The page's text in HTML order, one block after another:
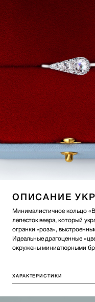
ОПИСАНИЕ
Минималистичное кольцо
лепесток веера, который
огранки «роза»,
Идеальные драгоценные
окружены миниатюрными
ХАРАКТЕРИСТИКИ